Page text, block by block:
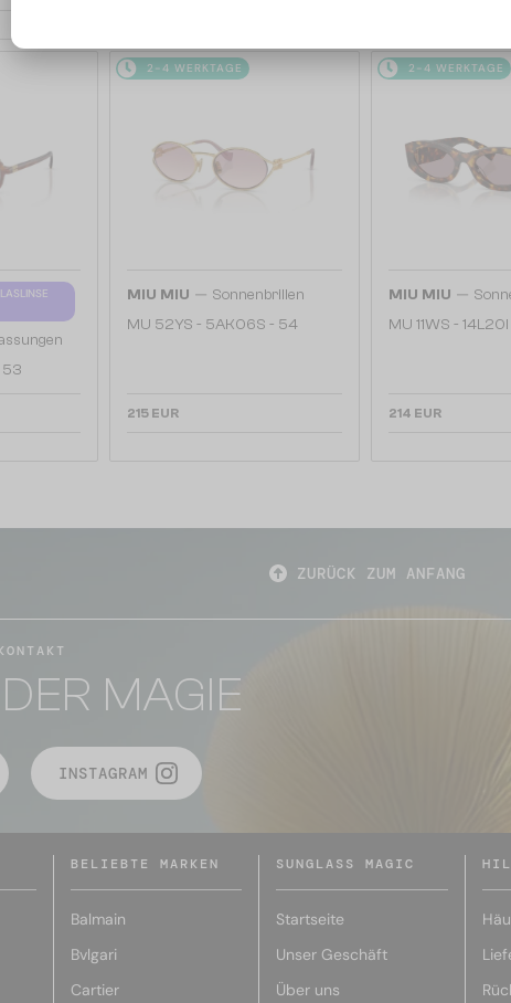
53
2-4 WERKTAGE
MIU MIU — Sonnenbrillen
MU 52YS - ​5AK06S - ​54
215 EUR
2-4 WERKTAGE
MIU MIU —
MU 11WS -
214 EUR
ZURÜCK ZUM ANFANG
MAGIE
INSTAGRAM
BELIEBTE MARKEN
Balmain
Bvlgari
Cartier
SUNGLASS MAGIC
Startseite
Unser Geschäft
Über uns